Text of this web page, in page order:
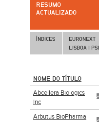
RESUMO
ACTUALIZADO
ÍNDICES
EURONEXT
LISBOA | PSI
NOME DO TÍTULO
Abcellera Biologics
Inc
Arbutus BioPharma